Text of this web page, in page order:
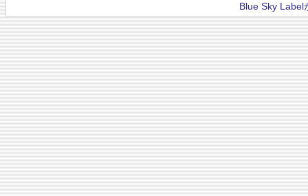
Blue Sky Label